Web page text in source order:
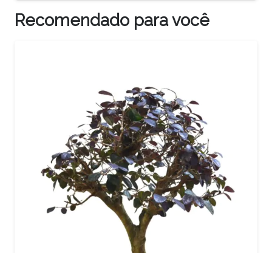
original
atual
Recomendado para você